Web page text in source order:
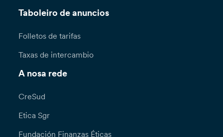
Taboleiro de anuncios
Folletos de tarifas
Taxas de intercambio
A nosa rede
CreSud
Etica Sgr
Fundación Finanzas Éticas